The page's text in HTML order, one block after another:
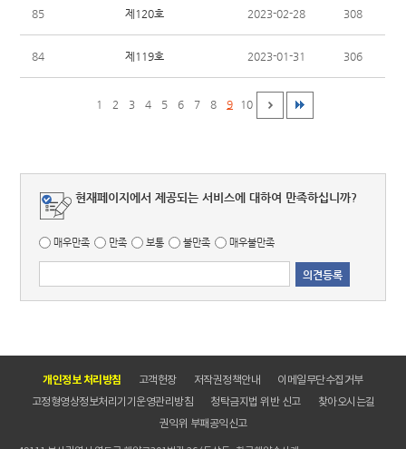
85 제120호 2023-02-28 308
84 제119호 2023-01-31 306
1 2 3 4 5 6 7 8 9 10
현재페이지에서 제공되는 서비스에 대하여 만족하십니까?
매우만족 만족 보통 불만족 매우불만족
개인정보 처리방침 고객헌장 저작권정책안내
이메일무단수집거부
고정형영상정보처리기기운영관리방침
청탁금지법 위반 신고
찾아오시는길
권익위 부패공익신고